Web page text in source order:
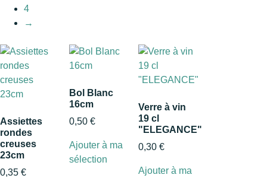
4
→
Assiettes
rondes
creuses
23cm
0,35 €
Bol Blanc
16cm
0,50 €
Ajouter à ma
sélection
Verre à vin
19 cl
"ELEGANCE"
0,30 €
Ajouter à ma